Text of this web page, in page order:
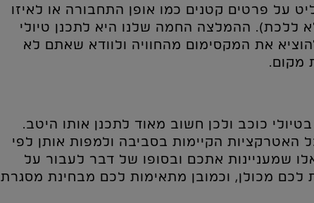
על פרטים קטנים כמו אופן התחבורה או לאיזו
ללכת). ההמלצה החמה שלנו היא לתכנן טיולי
את המקסימום מהחוויה ולוודא שאתם לא
מקום.
כוכב ולכן חשוב מאוד לתכנן אותו היטב.
האטרקציות הקיימות בסביבה ולמפות אותן לפי
שמעניינות אתכם ובסופו של דבר לעבור על
לכם מכולן, וכמובן מתאימות לכם מבחינת מסגרת